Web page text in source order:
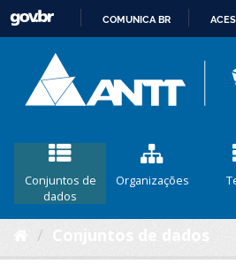
COMUNICA BR
Conjuntos de
dados
Organizações